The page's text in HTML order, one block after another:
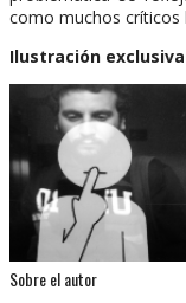
como muchos críticos
Ilustración
Sobre el autor